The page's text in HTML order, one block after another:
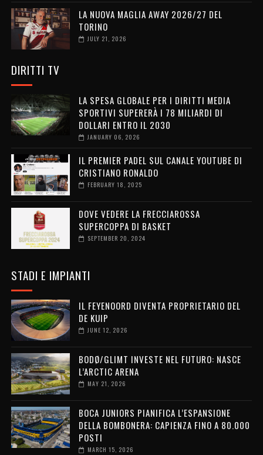
LA NUOVA MAGLIA AWAY 2026/27 DEL
TORINO
JULY 21, 2026
DIRITTI TV
LA SPESA GLOBALE PER I DIRITTI MEDIA
SPORTIVI SUPERERÀ I 78 MILIARDI DI
DOLLARI ENTRO IL 2030
JANUARY 06, 2026
IL PREMIER PADEL SUL CANALE YOUTUBE DI
CRISTIANO RONALDO
FEBRUARY 18, 2025
DOVE VEDERE LA FRECCIAROSSA
SUPERCOPPA DI BASKET
SEPTEMBER 20, 2024
STADI E IMPIANTI
IL FEYENOORD DIVENTA PROPRIETARIO DEL
DE KUIP
JUNE 12, 2026
BODØ/GLIMT INVESTE NEL FUTURO: NASCE
L’ARCTIC ARENA
MAY 21, 2026
BOCA JUNIORS PIANIFICA L’ESPANSIONE
DELLA BOMBONERA: CAPIENZA FINO A 80.000
POSTI
MARCH 15, 2026